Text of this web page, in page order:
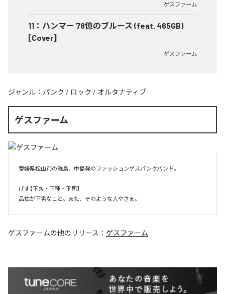
ゲスファーム
11 ： ハンマー 78億のブルース (feat. 465GB)
[Cover]
ゲスファーム
ジャンル： パンク / ロック / オルタナティブ
ゲスファーム
愛媛県松山市の離島、中島発のファッションゲスパンクバンド。
げす【下衆・下種・下司】
品性が下劣なこと。また、そのような人やさま。
ゲスファームの他のリリース： ゲスファーム